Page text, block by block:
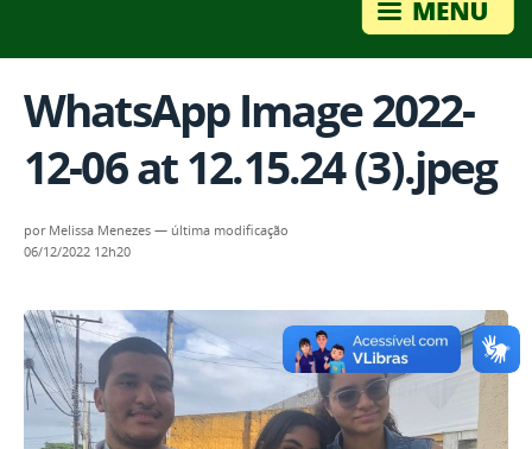
WhatsApp Image 2022-
12-06 at 12.15.24 (3).jpeg
por Melissa Menezes — última modificação
06/12/2022 12h20